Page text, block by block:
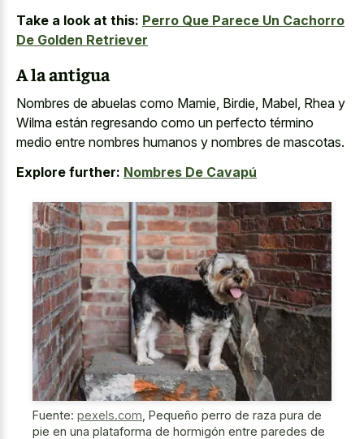
Take a look at this: Perro Que Parece Un Cachorro
De Golden Retriever
A la antigua
Nombres de abuelas como Mamie, Birdie, Mabel, Rhea y
Wilma están regresando como un perfecto término
medio entre nombres humanos y nombres de mascotas.
Explore further: Nombres De Cavapú
Fuente: pexels.com Pequeño perro de raza pura de
pie en una plataforma de hormigón entre paredes de